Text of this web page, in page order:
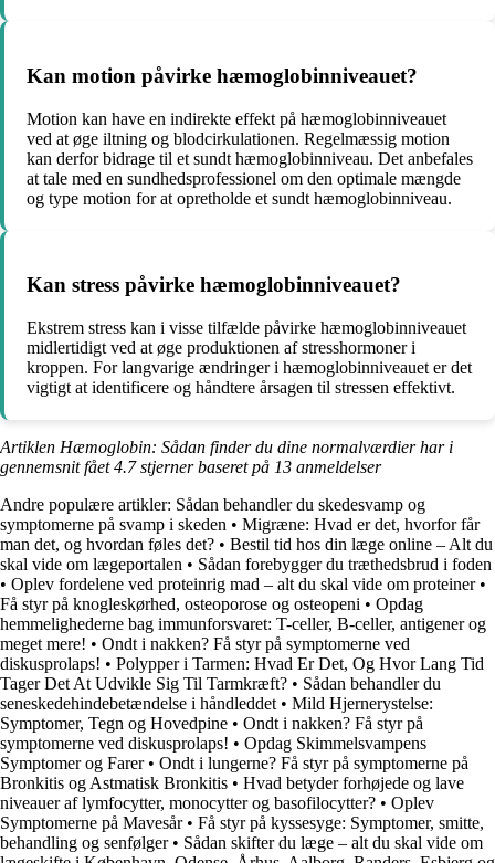
Kan motion påvirke hæmoglobinniveauet?
Motion kan have en indirekte effekt på hæmoglobinniveauet
ved at øge iltning og blodcirkulationen. Regelmæssig motion
kan derfor bidrage til et sundt hæmoglobinniveau. Det anbefales
at tale med en sundhedsprofessionel om den optimale mængde
og type motion for at opretholde et sundt hæmoglobinniveau.
Kan stress påvirke hæmoglobinniveauet?
Ekstrem stress kan i visse tilfælde påvirke hæmoglobinniveauet
midlertidigt ved at øge produktionen af stresshormoner i
kroppen. For langvarige ændringer i hæmoglobinniveauet er det
vigtigt at identificere og håndtere årsagen til stressen effektivt.
Artiklen Hæmoglobin: Sådan finder du dine normalværdier har i
gennemsnit fået4.7stjerner baseret på 13 anmeldelser
Andre populære artikler: Sådan behandler du skedesvamp og
symptomerne på svamp i skeden • Migræne: Hvad er det, hvorfor får
man det, og hvordan føles det? • Bestil tid hos din læge online – Alt du
skal vide om lægeportalen • Sådan forebygger du træthedsbrud i foden
• Oplev fordelene ved proteinrig mad – alt du skal vide om proteiner•
Få styr på knogleskørhed, osteoporose og osteopeni • Opdag
hemmelighederne bag immunforsvaret: T-celler, B-celler, antigener og
meget mere! • Ondt i nakken? Få styr på symptomerne ved
diskusprolaps! • Polypper i Tarmen: Hvad Er Det, Og Hvor Lang Tid
Tager Det At Udvikle Sig Til Tarmkræft? • Sådan behandler du
seneskedehindebetændelse i håndleddet • Mild Hjernerystelse:
Symptomer, Tegn og Hovedpine • Ondt i nakken? Få styr på
symptomerne ved diskusprolaps! • Opdag Skimmelsvampens
Symptomer og Farer• Ondt i lungerne? Få styr på symptomerne på
Bronkitis og Astmatisk Bronkitis • Hvad betyder forhøjede og lave
niveauer af lymfocytter, monocytter og basofilocytter? • Oplev
Symptomerne på Mavesår• Få styr på kyssesyge: Symptomer, smitte,
behandling og senfølger• Sådan skifter du læge – alt du skal vide om